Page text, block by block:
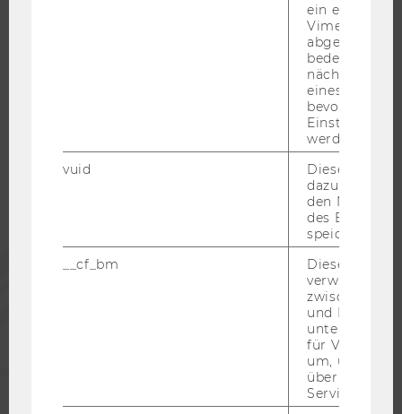
STUDIERENDE
PRESSE
ein
Vimeo-Video
abgespielt
bedeutet,
nächsten
eines Vimeo-
bevorzugten
werden.
vuid
Dieser
dazu
den
des
speichern.
__cf_bm
Dieses
verwendet,
zwischen
und Bots zu
für Vimeo
um, um
über die
Service zu